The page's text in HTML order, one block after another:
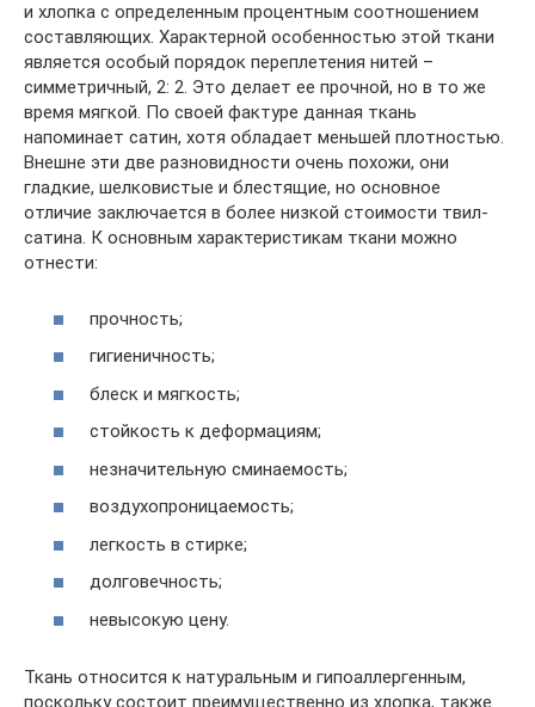
и хлопка с определенным процентным соотношением
составляющих. Характерной особенностью этой ткани
является особый порядок переплетения нитей –
симметричный, 2: 2. Это делает ее прочной, но в то же
время мягкой. По своей фактуре данная ткань
напоминает сатин, хотя обладает меньшей плотностью.
Внешне эти две разновидности очень похожи, они
гладкие, шелковистые и блестящие, но основное
отличие заключается в более низкой стоимости твил-
сатина. К основным характеристикам ткани можно
отнести:
прочность;
гигиеничность;
блеск и мягкость;
стойкость к деформациям;
незначительную сминаемость;
воздухопроницаемость;
легкость в стирке;
долговечность;
невысокую цену.
Ткань относится к натуральным и гипоаллергенным,
поскольку состоит преимущественно из хлопка, также